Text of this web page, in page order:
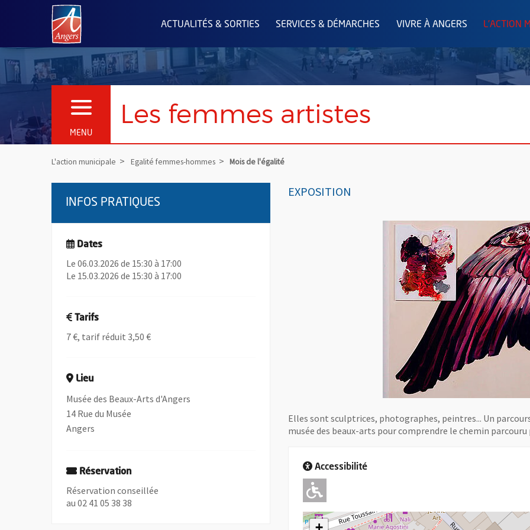
Angers.fr : Retour à l'accueil
ACTUALITÉS & SORTIES SERVICES & DÉMARCHES VIVRE À ANGERS L'ACTION
MENU
OUVRIR LE MENU Les femmes artistes
L'action municipale Egalité femmes-hommes Mois de l'égalité
EXPOSITION
Elles sont sculptrices, photographes, peintres... Un
musée des beaux-arts pour comprendre le chemin
Accessibilité
Adapté pour l'handicap Moteur
INFOS PRATIQUES
Dates
Le 06.03.2026 de 15:30 à 17:00
Le 15.03.2026 de 15:30 à 17:00
Tarifs
7 €, tarif réduit 3,50 €
Lieu
Musée des Beaux-Arts d'Angers
14 Rue du Musée
Angers
Réservation
Réservation conseillée
au 02 41 05 38 38